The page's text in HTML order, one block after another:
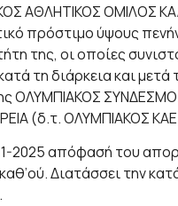
ΑΘΛΗΤΙΚΟΣ ΟΜΙΛΟΣ
πρόστιμο ύψους
της, οι οποίες
τη διάρκεια και μετά
ΟΛΥΜΠΙΑΚΟΣ
(δ.τ. ΟΛΥΜΠΙΑΚΟΣ
2025 απόφασή του
Διατάσσει την